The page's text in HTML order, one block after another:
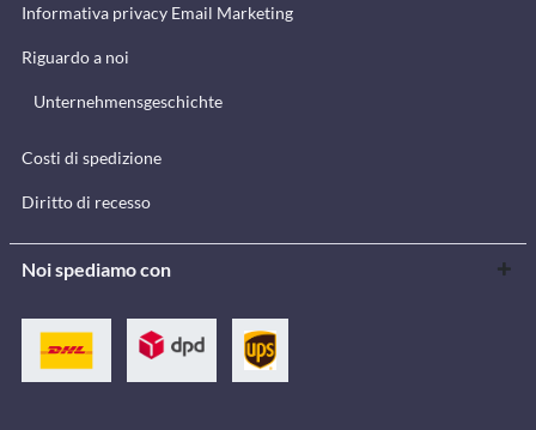
Informativa privacy Email Marketing
Riguardo a noi
Unternehmensgeschichte
Costi di spedizione
Diritto di recesso
Noi spediamo con